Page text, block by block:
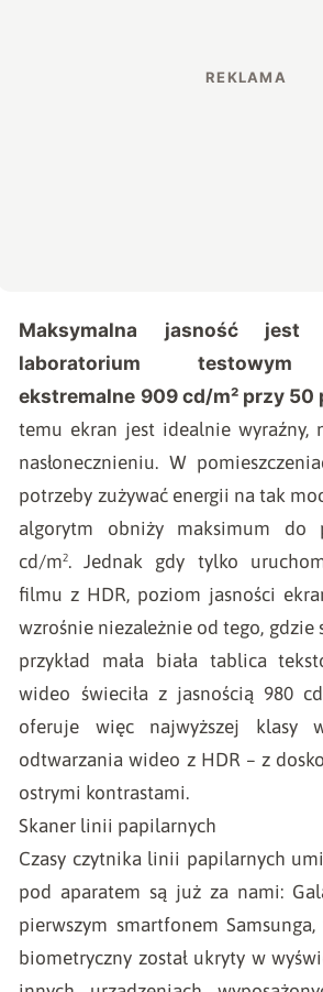
Maksymalna jasność jest
laboratorium testowym
ekstremalne 909 cd/m² przy 50
temu ekran jest idealnie wyraźny,
nasłonecznieniu. W
potrzeby zużywać energii na tak
algorytm obniży maksimum do
cd/m². Jednak gdy tylko
filmu z HDR, poziom jasności
wzrośnie niezależnie od tego, gdzie
przykład mała biała tablica
wideo świeciła z jasnością 980
oferuje więc najwyższej klasy
odtwarzania wideo z HDR – z
ostrymi kontrastami.
Skaner linii papilarnych
Czasy czytnika linii papilarnych
pod aparatem są już za nami:
pierwszym smartfonem
biometryczny został ukryty w